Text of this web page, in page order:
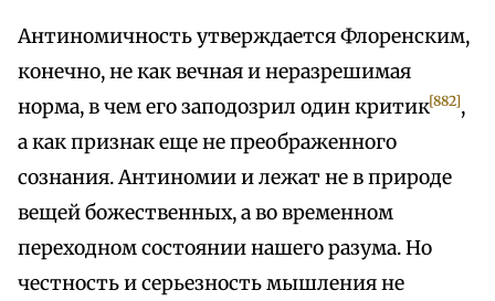
Антиномичность утверждается Флоренским,
конечно, не как вечная и неразрешимая
норма, в чем его заподозрил один критик[882],
а как признак еще не преображенного
сознания. Антиномии и лежат не в природе
вещей божественных, а во временном
переходном состоянии нашего разума. Но
честность и серьезность мышления не